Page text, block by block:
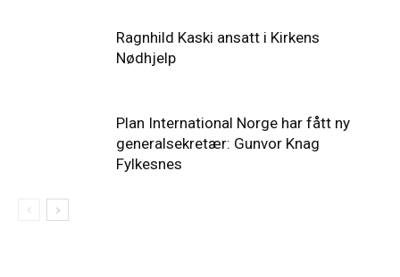
Ragnhild Kaski ansatt i Kirkens
Nødhjelp
Plan International Norge har fått ny
generalsekretær: Gunvor Knag
Fylkesnes